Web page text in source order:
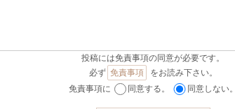
投稿には免責事項の同意が必要です。
必ず 免責事項
をお読み下さい。
免責事項に
同意する。 同意しない。